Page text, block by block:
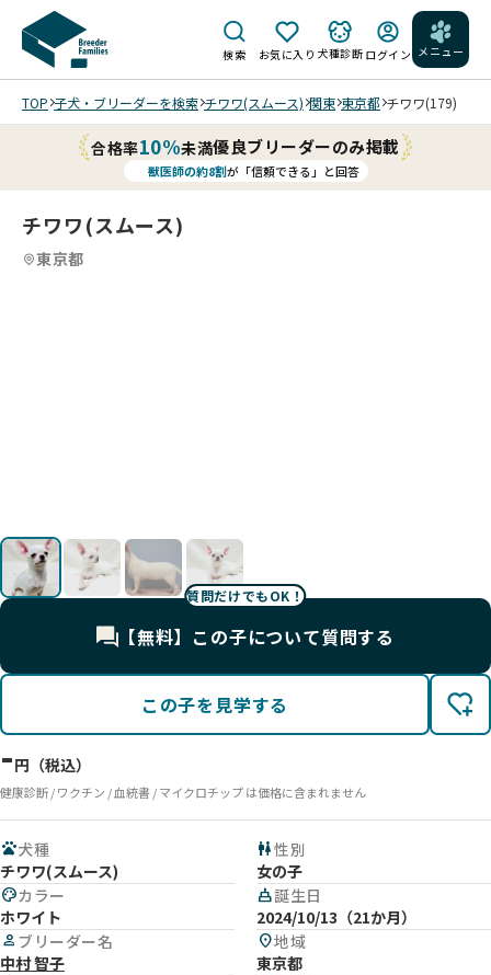
検索 お気に入り 犬種診断 ログイン メニュー
TOP 子犬・ブリーダーを検索 チワワ(スムース) 関東 東京都 チワワ(179)
合格率10%未満優良ブリーダーのみ掲載
獣医師の約8割が「信頼できる」と回答
チワワ(スムース)
東京都
質問だけでもOK！
【無料】この子について質問する
この子を見学する
-円（税込）
健康診断 / ワクチン / 血統書 / マイクロチップ は価格に含まれません
pets犬種
チワワ(スムース)
wc性別
女の子
paletteカラー
ホワイト
cake誕生日
2024/10/13（21か月）
person ブリーダー名
中村 智子
location_on地域
東京都